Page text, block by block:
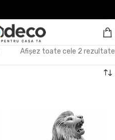
Afișez toate cele 2 rezultate